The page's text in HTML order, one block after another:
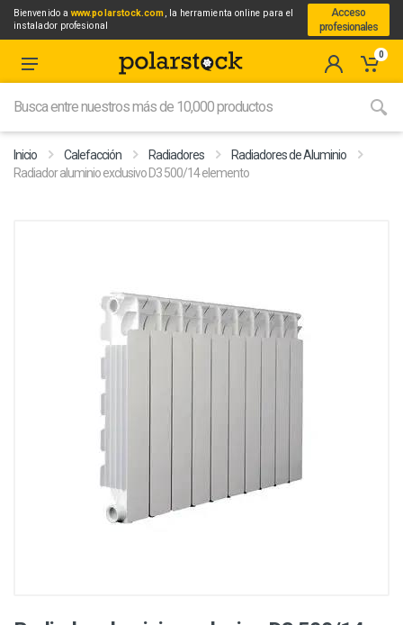
Bienvenido awww.polarstock.com, la herramienta online para el
instalador profesional
Acceso
profesionales
0
Inicio Calefacción Radiadores
Radiadores de Aluminio
Radiador aluminio exclusivo D3 500/14 elemento